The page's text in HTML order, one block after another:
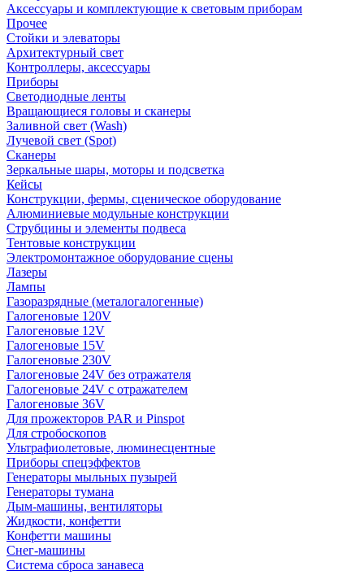
Аксессуары и комплектующие к световым приборам
Прочее
Стойки и элеваторы
Архитектурный свет
Контроллеры, аксессуары
Приборы
Светодиодные ленты
Вращающиеся головы и сканеры
Заливной свет (Wash)
Лучевой свет (Spot)
Сканеры
Зеркальные шары, моторы и подсветка
Кейсы
Конструкции, фермы, сценическое оборудование
Алюминиевые модульные конструкции
Струбцины и элементы подвеса
Тентовые конструкции
Электромонтажное оборудование сцены
Лазеры
Лампы
Газоразрядные (металогалогенные)
Галогеновые 120V
Галогеновые 12V
Галогеновые 15V
Галогеновые 230V
Галогеновые 24V без отражателя
Галогеновые 24V с отражателем
Галогеновые 36V
Для прожекторов PAR и Pinspot
Для стробоскопов
Ультрафиолетовые, люминесцентные
Приборы спецэффектов
Генераторы мыльных пузырей
Генераторы тумана
Дым-машины, вентиляторы
Жидкости, конфетти
Конфетти машины
Снег-машины
Система сброса занавеса